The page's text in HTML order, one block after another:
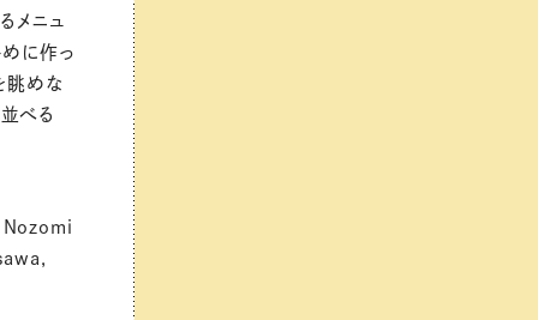
メニュ
に作っ
眺めな
べる